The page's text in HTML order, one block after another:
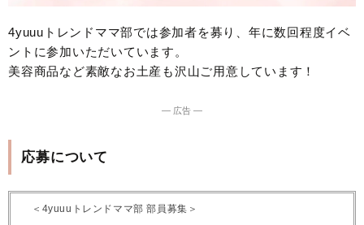
4yuuuトレンドママ部では参加者を募り、年に数回程度イベ
ントに参加いただいています。
美容商品など素敵なお土産も沢山ご用意しています！
― 広告 ―
応募について
＜4yuuuトレンドママ部 部員募集＞